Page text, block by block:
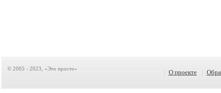
© 2005 - 2023, «Это просто» О проекте